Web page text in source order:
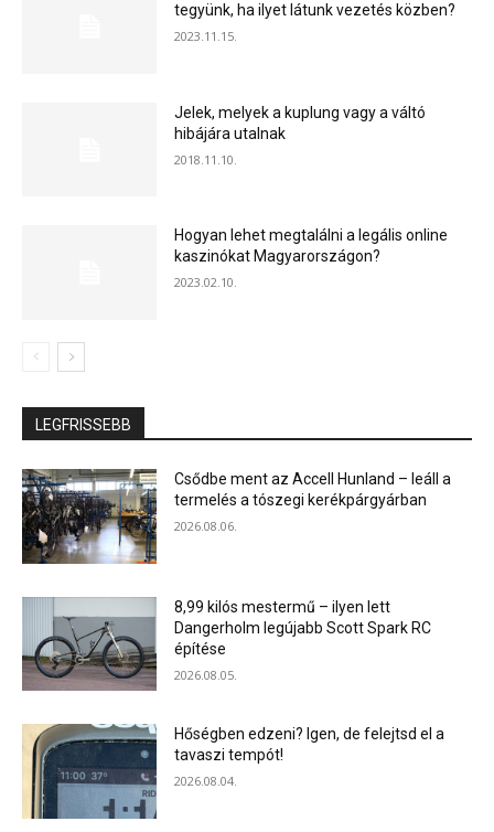
tegyünk, ha ilyet látunk vezetés közben?
2023.11.15.
Jelek, melyek a kuplung vagy a váltó
hibájára utalnak
2018.11.10.
Hogyan lehet megtalálni a legális online
kaszinókat Magyarországon?
2023.02.10.
LEGFRISSEBB
Csődbe ment az Accell Hunland – leáll a
termelés a tószegi kerékpárgyárban
2026.08.06.
8,99 kilós mestermű – ilyen lett
Dangerholm legújabb Scott Spark RC
építése
2026.08.05.
Hőségben edzeni? Igen, de felejtsd el a
tavaszi tempót!
2026.08.04.